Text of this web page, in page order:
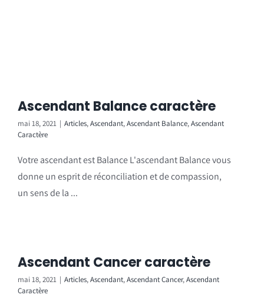
Ascendant Balance caractère
mai 18, 2021 | Articles,Ascendant,Ascendant Balance,Ascendant
Caractère
Votre ascendant est Balance L'ascendant Balance vous
donne un esprit de réconciliation et de compassion,
un sens de la ...
Ascendant Cancer caractère
mai 18, 2021 | Articles,Ascendant,Ascendant Cancer,Ascendant
Caractère